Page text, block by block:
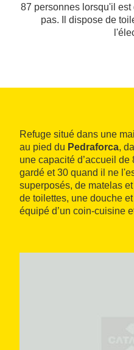
87 personnes lorsqu'il
pas. Il dispose de
Refuge situé dans une
au pied du Pedraforca,
une capacité d’accueil
gardé et 30 quand il ne
superposés, de matelas
de toilettes, une douche
équipé d’un coin-cuisine